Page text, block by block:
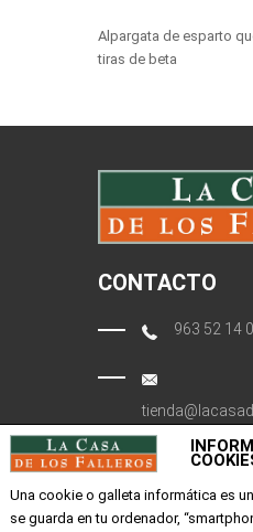
Alpargata de esparto
tiras de beta
CONTACTO
963 52 14
Calle
Una cookie o galleta informática es
se guarda en tu ordenador,